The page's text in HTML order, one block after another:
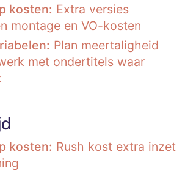
kosten: Extra versies
montage en VO-kosten
Plan meertaligheid
met ondertitels waar
kosten: Rush kost extra inzet